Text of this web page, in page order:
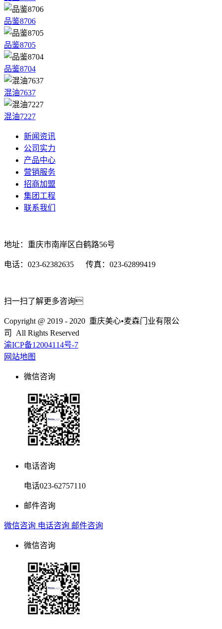
品鉴8706
品鉴8705
品鉴8704
混油7637
混油7227
新闻资讯
公司实力
产品中心
营销服务
招商加盟
集团工程
联系我们
地址：重庆市南岸区白鹤路56号
电话：023-62382635 传真：023-62899419
扫一扫了解更多咨询
Copyright @ 2019 - 2020 重庆美心•麦森门业有限公
司 All Rights Reserved
渝ICP备12004114号-7
网站地图
微信咨询
电话咨询
电话023-62757110
邮件咨询
微信咨询 电话咨询 邮件咨询
微信咨询